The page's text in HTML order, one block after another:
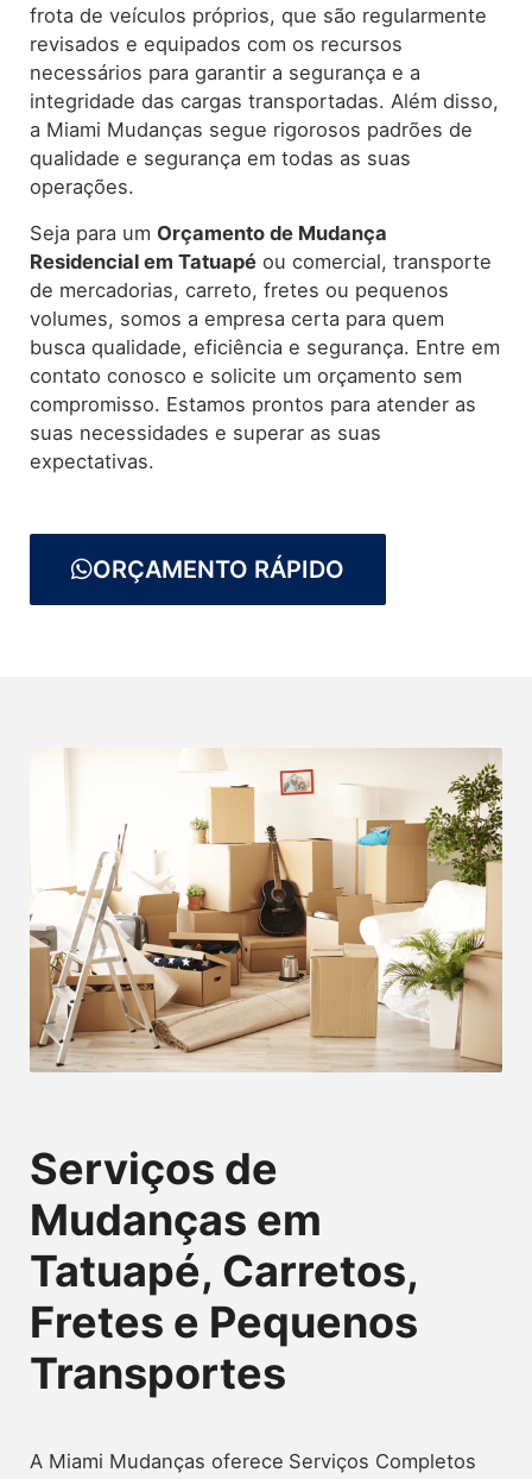
frota de veículos próprios, que são regularmente
revisados e equipados com os recursos
necessários para garantir a segurança e a
integridade das cargas transportadas. Além disso,
a Miami Mudanças segue rigorosos padrões de
qualidade e segurança em todas as suas
operações.
Seja para um Orçamento de Mudança
Residencial em Tatuapé ou comercial, transporte
de mercadorias, carreto, fretes ou pequenos
volumes, somos a empresa certa para quem
busca qualidade, eficiência e segurança. Entre em
contato conosco e solicite um orçamento sem
compromisso. Estamos prontos para atender as
suas necessidades e superar as suas
expectativas.
ORÇAMENTO RÁPIDO
Serviços de
Mudanças em
Tatuapé, Carretos,
Fretes e Pequenos
Transportes
A Miami Mudanças oferece Serviços Completos